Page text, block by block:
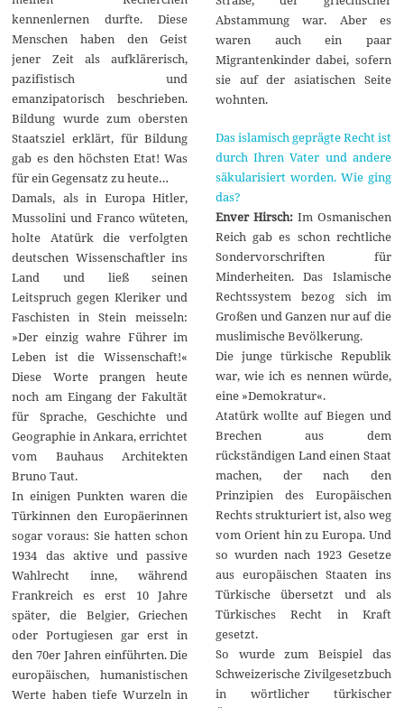
kennenlernen durfte. Diese
Menschen haben den Geist
jener Zeit als aufklärerisch,
pazifistisch und
emanzipatorisch beschrieben.
Bildung wurde zum obersten
Staatsziel erklärt, für Bildung
gab es den höchsten Etat! Was
für ein Gegensatz zu heute…
Damals, als in Europa Hitler,
Mussolini und Franco wüteten,
holte Atatürk die verfolgten
deutschen Wissenschaftler ins
Land und ließ seinen
Leitspruch gegen Kleriker und
Faschisten in Stein meisseln:
»Der einzig wahre Führer im
Leben ist die Wissenschaft!«
Diese Worte prangen heute
noch am Eingang der Fakultät
für Sprache, Geschichte und
Geographie in Ankara, errichtet
vom Bauhaus Architekten
Bruno Taut.
In einigen Punkten waren die
Türkinnen den Europäerinnen
sogar voraus: Sie hatten schon
1934 das aktive und passive
Wahlrecht inne, während
Frankreich es erst 10 Jahre
später, die Belgier, Griechen
oder Portugiesen gar erst in
den 70er Jahren einführten. Die
europäischen, humanistischen
Werte haben tiefe Wurzeln in
Abstammung war. Aber es
waren auch ein paar
Migrantenkinder dabei, sofern
sie auf der asiatischen Seite
wohnten.
Das islamisch geprägte Recht ist
durch Ihren Vater und andere
säkularisiert worden. Wie ging
das?
Enver Hirsch:Im Osmanischen
Reich gab es schon rechtliche
Sondervorschriften für
Minderheiten. Das Islamische
Rechtssystem bezog sich im
Großen und Ganzen nur auf die
muslimische Bevölkerung.
Die junge türkische Republik
war, wie ich es nennen würde,
eine »Demokratur«.
Atatürk wollte auf Biegen und
Brechen aus dem
rückständigen Land einen Staat
machen, der nach den
Prinzipien des Europäischen
Rechts strukturiert ist, also weg
vom Orient hin zu Europa. Und
so wurden nach 1923 Gesetze
aus europäischen Staaten ins
Türkische übersetzt und als
Türkisches Recht in Kraft
gesetzt.
So wurde zum Beispiel das
Schweizerische Zivilgesetzbuch
in wörtlicher türkischer